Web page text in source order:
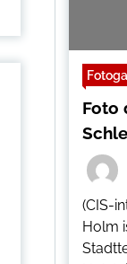
Foto
(CIS-
Holm